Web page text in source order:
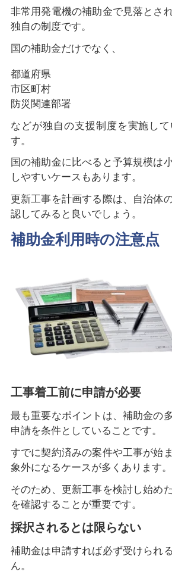
非常用発電機の補助金で見落とさ
独自の制度です。
国の補助金だけでなく、
都道府県
市区町村
防災関連部署
などが独自の支援制度を実施し
す。
国の補助金に比べると予算規模は
しやすいケースもあります。
更新工事を計画する際は、自治体
認してみると良いでしょう。
補助金利用時の注意点
工事着工前に申請が必要
最も重要なポイントは、補助金の
申請を条件としていることです。
すでに契約済みの案件や工事が始
象外になるケースが多くあります。
そのため、更新工事を検討し始め
を確認することが重要です。
採択されるとは限らない
補助金は申請すれば必ず受けられ
ん。